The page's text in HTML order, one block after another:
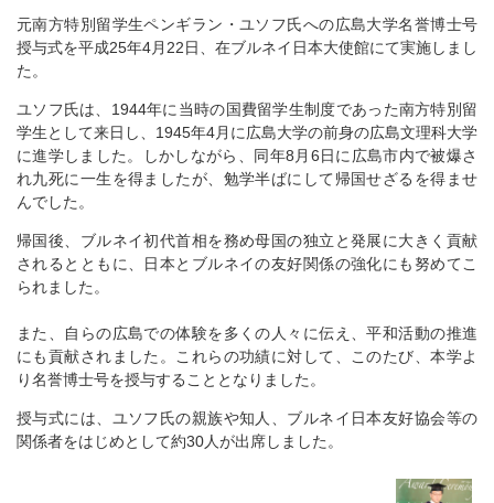
元南方特別留学生ペンギラン・ユソフ氏への広島大学名誉博士号
授与式を平成25年4月22日、在ブルネイ日本大使館にて実施しまし
た。
ユソフ氏は、1944年に当時の国費留学生制度であった南方特別留
学生として来日し、1945年4月に広島大学の前身の広島文理科大学
に進学しました。しかしながら、同年8月6日に広島市内で被爆さ
れ九死に一生を得ましたが、勉学半ばにして帰国せざるを得ませ
んでした。
帰国後、ブルネイ初代首相を務め母国の独立と発展に大きく貢献
されるとともに、日本とブルネイの友好関係の強化にも努めてこ
られました。
また、自らの広島での体験を多くの人々に伝え、平和活動の推進
にも貢献されました。これらの功績に対して、このたび、本学よ
り名誉博士号を授与することとなりました。
授与式には、ユソフ氏の親族や知人、ブルネイ日本友好協会等の
関係者をはじめとして約30人が出席しました。